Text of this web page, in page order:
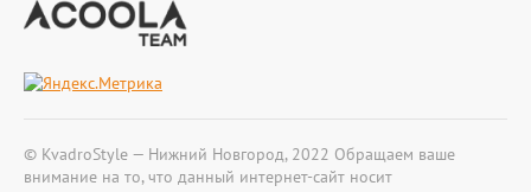
© KvadroStyle — Нижний Новгород, 2022 Обращаем ваше
внимание на то, что данный интернет-сайт носит